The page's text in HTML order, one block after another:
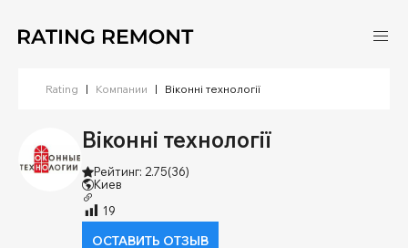
Rating | Компании | Віконні технології
Віконні технології
Рейтинг: 2.75(36)
Киев
19
ОСТАВИТЬ ОТЗЫВ